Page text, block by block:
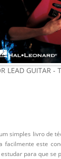
LEAD GUITAR
simples livro de
facilmente este
para que se